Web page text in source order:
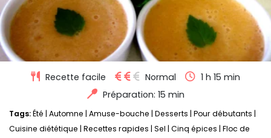
Recette facile Normal
1 h 15 min
Préparation: 15 min
Tags:Été Automne Amuse-bouche Desserts Pour débutants
Cuisine diététique Recettes rapides Sel Cinq épices Floc de